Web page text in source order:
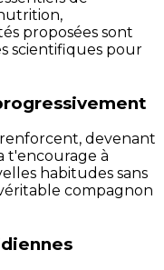
proposées sont
scientifiques pour
renforcent, devenant
t'encourage à
habitudes sans
compagnon